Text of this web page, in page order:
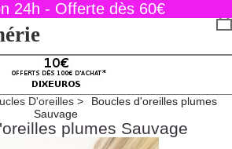
24h - Offerte dès 60€
D'oreilles
Boucles d'oreilles plumes
Sauvage
plumes Sauvage